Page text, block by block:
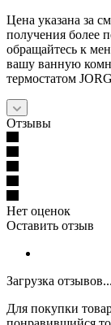
Цена указана за
получения более
обращайтесь к
вашу ванную
термостатом
Отзывы
Нет оценок
Оставить отзыв
Загрузка отзывов...
Для покупки